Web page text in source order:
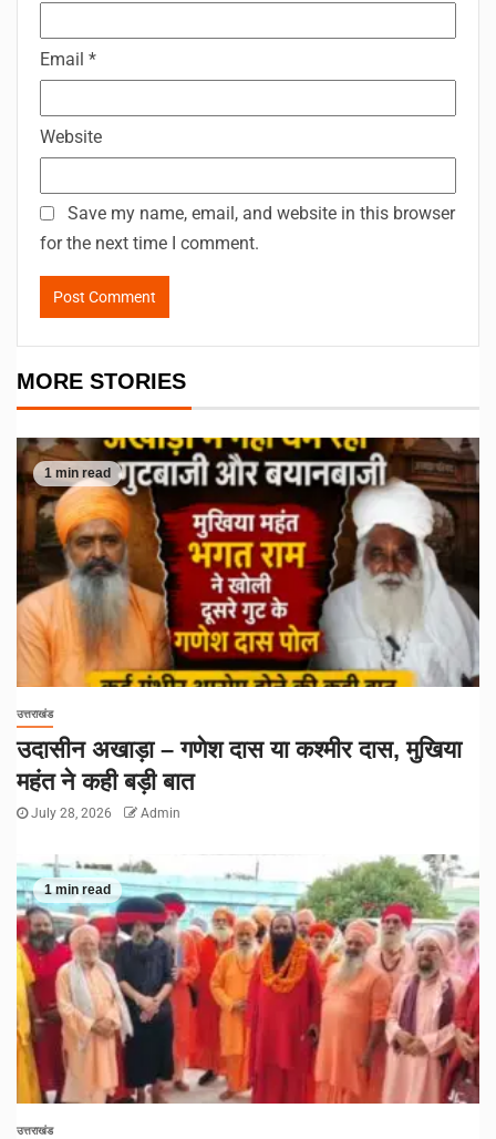
Email *
Website
Save my name, email, and website in this browser
for the next time I comment.
MORE STORIES
1 min read
उत्तराखंड
उदासीन अखाड़ा – गणेश दास या कश्मीर दास, मुखिया
महंत ने कही बड़ी बात
July 28, 2026 Admin
1 min read
उत्तराखंड